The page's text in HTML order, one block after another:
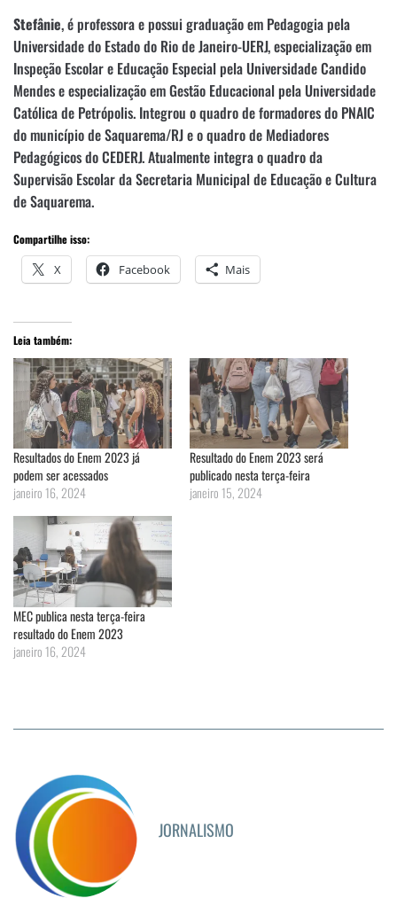
Stefânie, é professora e possui graduação em Pedagogia pela
Universidade do Estado do Rio de Janeiro-UERJ, especialização em
Inspeção Escolar e Educação Especial pela Universidade Candido
Mendes e especialização em Gestão Educacional pela Universidade
Católica de Petrópolis. Integrou o quadro de formadores do PNAIC
do município de Saquarema/RJ e o quadro de Mediadores
Pedagógicos do CEDERJ. Atualmente integra o quadro da
Supervisão Escolar da Secretaria Municipal de Educação e Cultura
de Saquarema.
Compartilhe isso:
X Facebook Mais
Leia também:
Resultados do Enem 2023 já
podem ser acessados
janeiro 16, 2024
Resultado do Enem 2023 será
publicado nesta terça-feira
janeiro 15, 2024
MEC publica nesta terça-feira
resultado do Enem 2023
janeiro 16, 2024
JORNALISMO